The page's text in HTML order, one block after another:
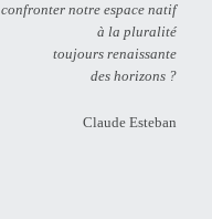
confronter notre espace natif
à la pluralité
toujours renaissante
des horizons ?
Claude Esteban